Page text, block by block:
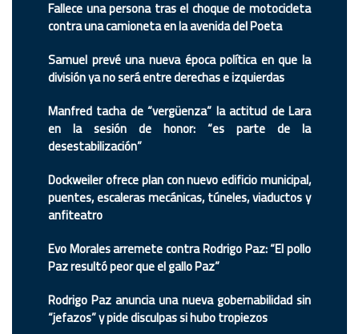
Fallece una persona tras el choque de motocicleta
contra una camioneta en la avenida del Poeta
Samuel prevé una nueva época política en que la
división ya no será entre derechas e izquierdas
Manfred tacha de “vergüenza” la actitud de Lara
en la sesión de honor: “es parte de la
desestabilización”
Dockweiler ofrece plan con nuevo edificio municipal,
puentes, escaleras mecánicas, túneles, viaductos y
anfiteatro
Evo Morales arremete contra Rodrigo Paz: “El pollo
Paz resultó peor que el gallo Paz”
Rodrigo Paz anuncia una nueva gobernabilidad sin
“jefazos” y pide disculpas si hubo tropiezos